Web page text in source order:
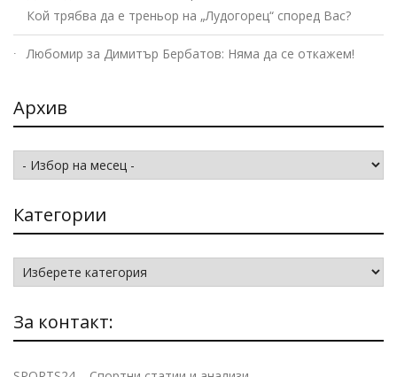
Кой трябва да е треньор на „Лудогорец“ според Вас?
Любомир за Димитър Бербатов: Няма да се откажем!
Архив
Архив
Категории
Категории
За контакт: